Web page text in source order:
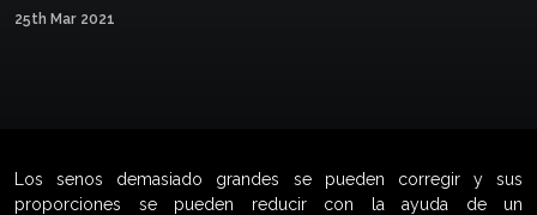
25th Mar 2021
Los senos demasiado grandes se pueden corregir y sus
proporciones se pueden reducir con la ayuda de un